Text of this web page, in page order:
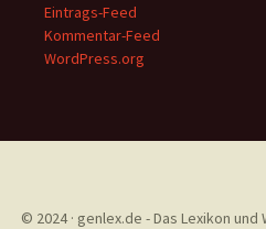
Eintrags-Feed
Kommentar-Feed
WordPress.org
© 2024 · genlex.de - Das Lexikon